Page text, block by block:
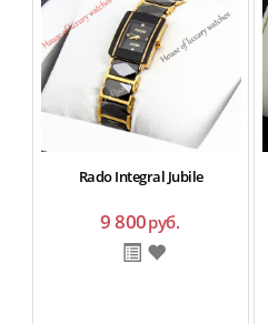
Rado Integral Jubile
9 800руб.